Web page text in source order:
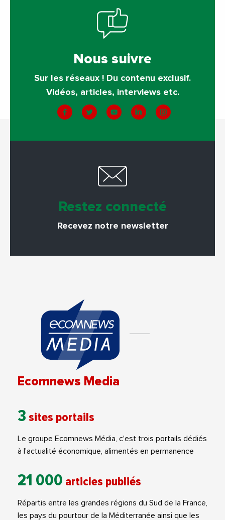
Nous suivre
Sur les réseaux ! Du contenu exclusif.
Vidéos, articles, interviews etc.
Restez connecté
Recevez notre newsletter
Ecomnews Media
3 sites portails
Le groupe Ecomnews Média, c'est trois portails dédiés
à l'actualité économique, alimentés en permanence
21 000 articles publiés
Répartis entre les grandes régions du Sud de la France,
les pays du pourtour de la Méditerranée ainsi que les